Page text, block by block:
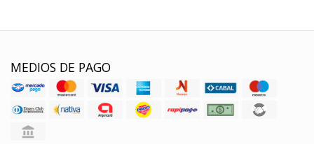
MEDIOS DE PAGO